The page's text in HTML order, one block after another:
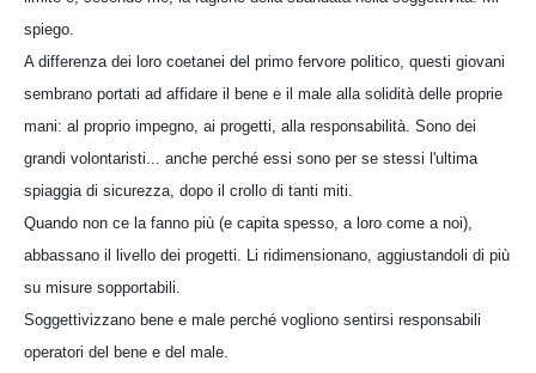
spiego.
A differenza dei loro coetanei del primo fervore politico, questi giovani
sembrano portati ad affidare il bene e il male alla solidità delle proprie
mani: al proprio impegno, ai progetti, alla responsabilità. Sono dei
grandi volontaristi... anche perché essi sono per se stessi l'ultima
spiaggia di sicurezza, dopo il crollo di tanti miti.
Quando non ce la fanno più (e capita spesso, a loro come a noi),
abbassano il livello dei progetti. Li ridimensionano, aggiustandoli di più
su misure sopportabili.
Soggettivizzano bene e male perché vogliono sentirsi responsabili
operatori del bene e del male.